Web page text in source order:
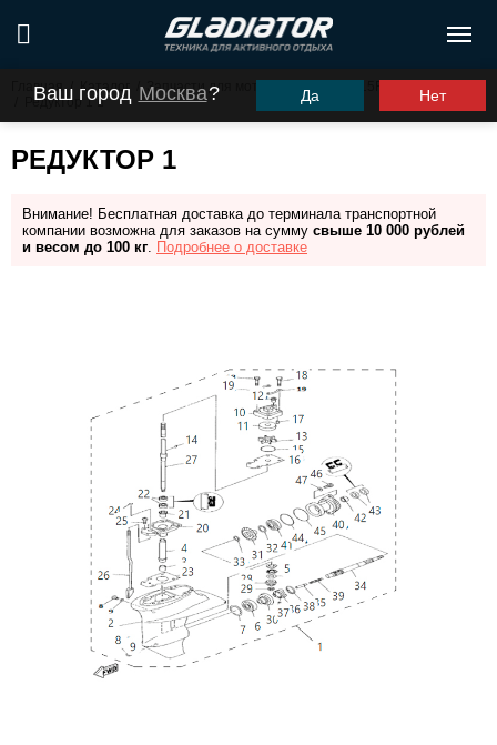
Ваш город Москва? Да Нет
Главная / Каталог Запчасти для моторов ПЛМ
G15FHS (G9.9FHS)
Редуктор 1
РЕДУКТОР 1
Внимание! Бесплатная доставка до терминала транспортной
компании возможна для заказов на сумму свыше 10 000 рублей
и весом до 100 кг. Подробнее о доставке